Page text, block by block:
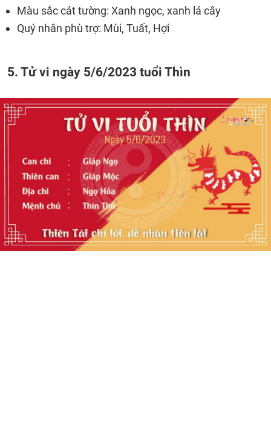
Màu sắc cát tường: Xanh ngọc, xanh lá cây
Quý nhân phù trợ: Mùi, Tuất, Hợi
5. Tử vi ngày 5/6/2023 tuổi Thìn